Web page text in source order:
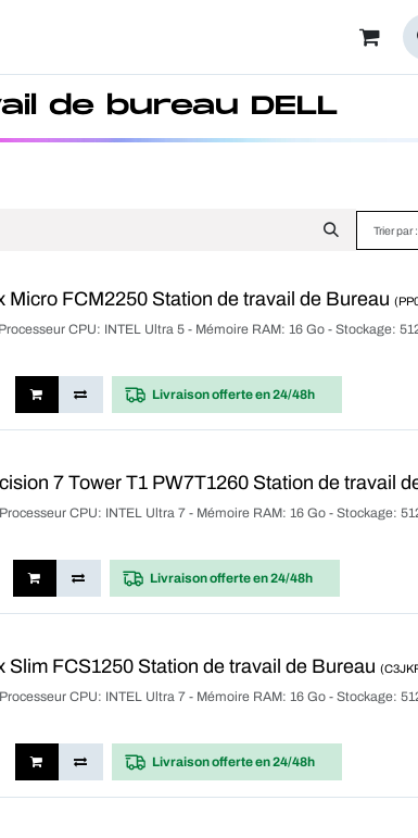
de bureau DELL
Trier par :
Micro FCM2250 Station de travail de Bureau
CPU: INTEL Ultra 5 - Mémoire RAM: 16 Go - Stockage:
Livraison offerteen 24/48h
7 Tower T1 PW7T1260 Station de travail
CPU: INTEL Ultra 7 - Mémoire RAM: 16 Go - Stockage:
Livraison offerteen 24/48h
Slim FCS1250 Station de travail de Bureau
CPU: INTEL Ultra 7 - Mémoire RAM: 16 Go - Stockage:
Livraison offerteen 24/48h